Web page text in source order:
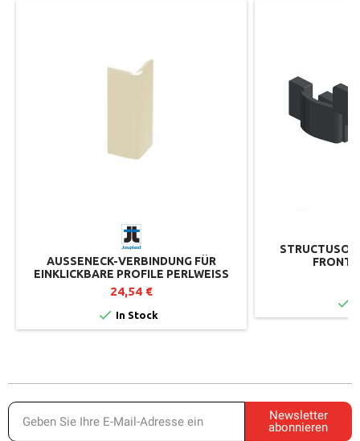
AUSSENECK-VERBINDUNG FÜR E
INKLICKBARE PROFILE PERLWEISS RA
L 1013
24,54 €
 In Stock
STRUCTUSOL

Newsletter
abonnieren